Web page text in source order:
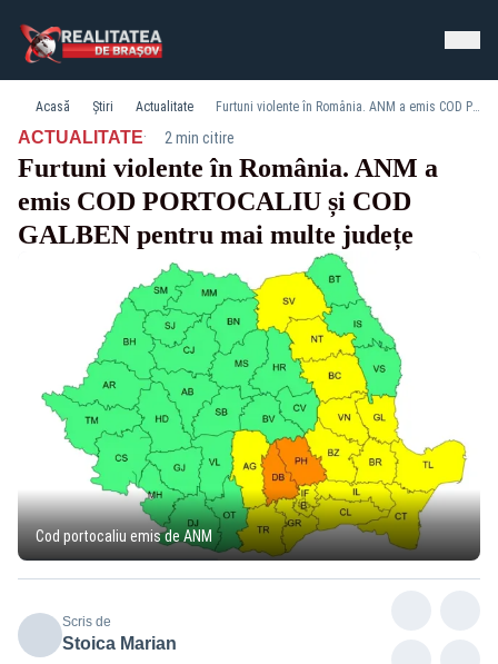
Acasă Știri Actualitate Furtuni violente în România. ANM a emis COD PORTOCALIU și COD GALBEN pentru mai multe județe
ACTUALITATE· 2 min citire
Furtuni violente în România. ANM a
emis COD PORTOCALIU și COD
GALBEN pentru mai multe județe
Cod portocaliu emis de ANM
Scris de
Stoica Marian